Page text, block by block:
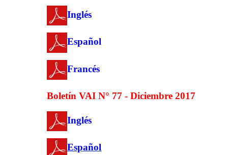
Inglés
Español
Francés
Boletín VAI N° 77 - Diciembre 2017
Inglés
Español